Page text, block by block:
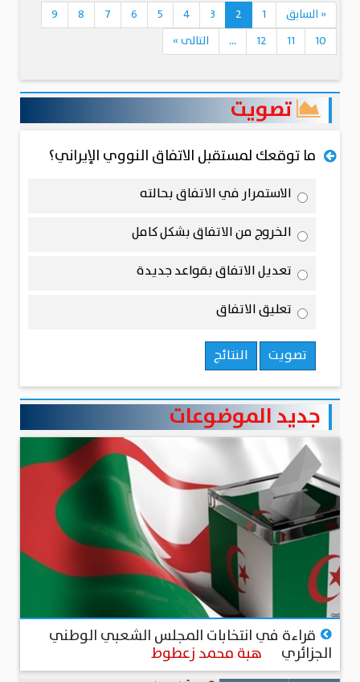
« السابق 1
2
3
4
5
6
7
8
9
10
11
12
... التالى»
تصويت
ما توقعك لمستقبل الاتفاق النووي الإيراني؟
الاستمرار في الاتفاق بحالته
الخروج من الاتفاق بشكل كامل
تعديل الاتفاق بقواعد جديدة
تعليق الاتفاق
تصويت النتائج
جديد الموضوعات
قراءة في انتخابات المجلس الشعبي الوطني
الجزائري هبة محمد زعطوط